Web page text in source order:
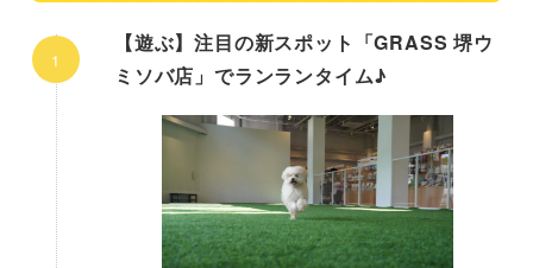
【遊ぶ】注目の新スポット「GRASS 堺ウ
ミソバ店」でランランタイム♪